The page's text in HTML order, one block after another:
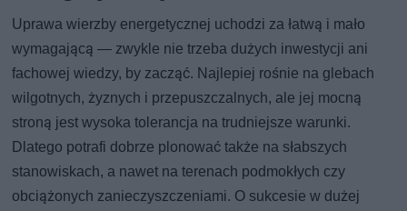
Uprawa wierzby energetycznej uchodzi za łatwą i mało
wymagającą — zwykle nie trzeba dużych inwestycji ani
fachowej wiedzy, by zacząć. Najlepiej rośnie na glebach
wilgotnych, żyznych i przepuszczalnych, ale jej mocną
stroną jest wysoka tolerancja na trudniejsze warunki.
Dlatego potrafi dobrze plonować także na słabszych
stanowiskach, a nawet na terenach podmokłych czy
obciążonych zanieczyszczeniami. O sukcesie w dużej